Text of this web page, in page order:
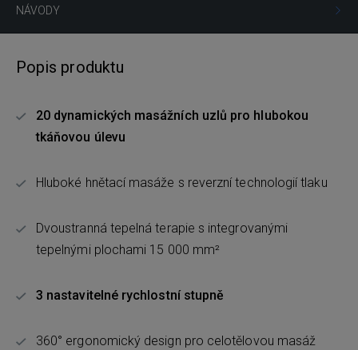
NÁVODY
Popis produktu
20 dynamických masážních uzlů pro hlubokou
tkáňovou úlevu
Hluboké hnětací masáže s reverzní technologií tlaku
Dvoustranná tepelná terapie s integrovanými
tepelnými plochami 15 000 mm²
3 nastavitelné rychlostní stupně
360° ergonomický design pro celotělovou masáž